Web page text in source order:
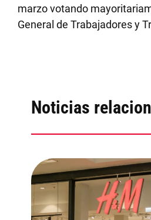
marzo votando
General de Trabajadores y
Noticias